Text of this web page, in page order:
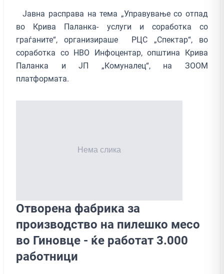
Јавна расправа на тема „Управување со отпад
во Крива Паланка- услуги и соработка со
граѓаните“, организираше РЦС „Спектар“, во
соработка со НВО Инфоцентар, општина Крива
Паланка и ЈП „Комуналец“, на ЗООМ
платформата.
Отворена фабрика за
производство на пилешко месо
во Гиновце - ќе работат 3.000
работници